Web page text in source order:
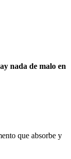
nada de malo en
que absorbe y